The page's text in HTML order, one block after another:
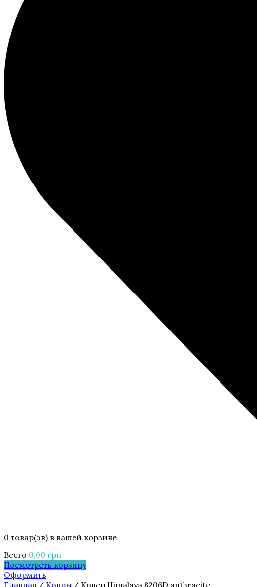
0 товар(ов) в вашей корзине
Всего 0,00 грн
Посмотреть корзину
Оформить
Главная / Ковры / Ковер Himalaya 8206D anthracite